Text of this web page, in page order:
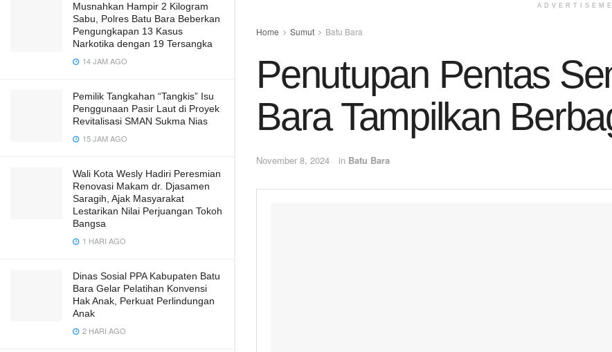
Musnahkan Hampir 2 Kilogram
Sabu, Polres Batu Bara Beberkan
Pengungkapan 13 Kasus
Narkotika dengan 19 Tersangka
14 JAM AGO
Pemilik Tangkahan “Tangkis” Isu
Penggunaan Pasir Laut di Proyek
Revitalisasi SMAN Sukma Nias
15 JAM AGO
Wali Kota Wesly Hadiri Peresmian
Renovasi Makam dr. Djasamen
Saragih, Ajak Masyarakat
Lestarikan Nilai Perjuangan Tokoh
Bangsa
1 HARI AGO
Dinas Sosial PPA Kabupaten Batu
Bara Gelar Pelatihan Konvensi
Hak Anak, Perkuat Perlindungan
Anak
2 HARI AGO
Home Sumut Batu Bara
Penutupan Pentas
Bara Tampilkan
November 8, 2024 in Batu Bara